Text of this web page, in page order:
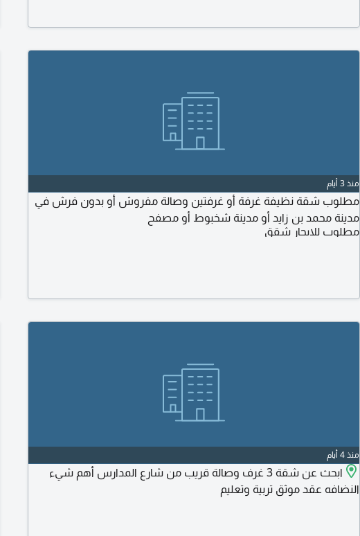
منذ 3 أيام
مطلوب شقة نظيفة غرفة أو غرفتين وصالة مفروش أو بدون فرش في
مدينة محمد بن زايد أو مدينة شخبوط أو مصفح
مطلوب للايجار شقق
منذ 4 أيام
ابحث عن شقة 3 غرف وصالة قريب من شارع المدارس أهم شيء
النضافه عقد موثق تربية وتعليم